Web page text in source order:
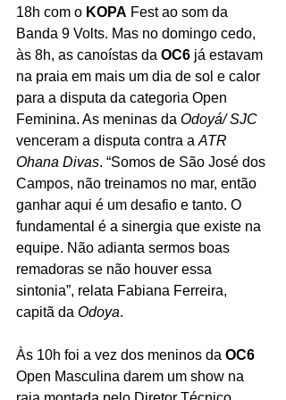
18h com o KOPA Fest ao som da
Banda 9 Volts. Mas no domingo cedo,
às 8h, as canoístas da OC6 já estavam
na praia em mais um dia de sol e calor
para a disputa da categoria Open
Feminina. As meninas da Odoyá/ SJC
venceram a disputa contra a ATR
Ohana Divas. “Somos de São José dos
Campos, não treinamos no mar, então
ganhar aqui é um desafio e tanto. O
fundamental é a sinergia que existe na
equipe. Não adianta sermos boas
remadoras se não houver essa
sintonia”, relata Fabiana Ferreira,
capitã da Odoya.
Às 10h foi a vez dos meninos da OC6
Open Masculina darem um show na